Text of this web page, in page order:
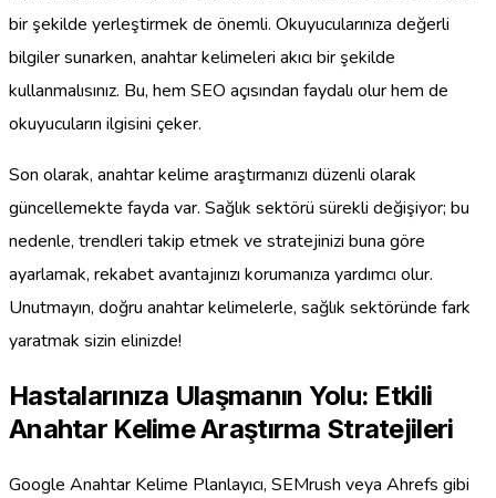
bir şekilde yerleştirmek de önemli. Okuyucularınıza değerli
bilgiler sunarken, anahtar kelimeleri akıcı bir şekilde
kullanmalısınız. Bu, hem SEO açısından faydalı olur hem de
okuyucuların ilgisini çeker.
Son olarak, anahtar kelime araştırmanızı düzenli olarak
güncellemekte fayda var. Sağlık sektörü sürekli değişiyor; bu
nedenle, trendleri takip etmek ve stratejinizi buna göre
ayarlamak, rekabet avantajınızı korumanıza yardımcı olur.
Unutmayın, doğru anahtar kelimelerle, sağlık sektöründe fark
yaratmak sizin elinizde!
Hastalarınıza Ulaşmanın Yolu: Etkili
Anahtar Kelime Araştırma Stratejileri
Google Anahtar Kelime Planlayıcı, SEMrush veya Ahrefs gibi